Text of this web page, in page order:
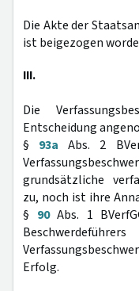
Die Akte der
ist beigezogen
III.
Die
Entscheidung
§ 93a Abs. 2
grundsätzliche
zu, noch ist ihre
§ 90Abs. 1
Erfolg.